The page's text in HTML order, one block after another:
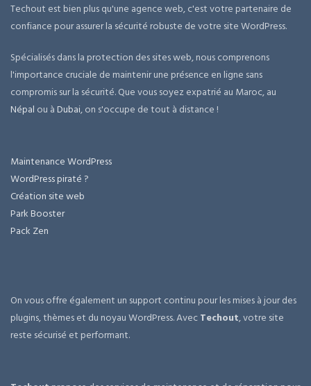
Techout est bien plus qu'une agence web, c'est votre partenaire de
confiance pour assurer la sécurité robuste de votre site WordPress.
Spécialisés dans la protection des sites web, nous comprenons
l'importance cruciale de maintenir une présence en ligne sans
compromis sur la sécurité. Que vous soyez expatrié au Maroc, au
Népal ou àDubai, on s'occupe de tout à distance !
Maintenance WordPress
WordPress piraté ?
Création site web
Park Booster
Pack Zen
On vous offre également un support continu pour les mises à jour des
plugins, thèmes et du noyau WordPress. AvecTechout, votre site
reste sécurisé et performant.